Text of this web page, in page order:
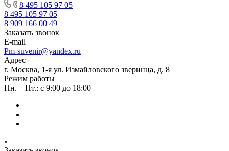
8 495 105 97 05
8 495 105 97 05
8 909 166 00 49
Заказать звонок
E-mail
Pm-suvenir@yandex.ru
Адрес
г. Москва, 1-я ул. Измайловского зверинца, д. 8
Режим работы
Пн. – Пт.: с 9:00 до 18:00